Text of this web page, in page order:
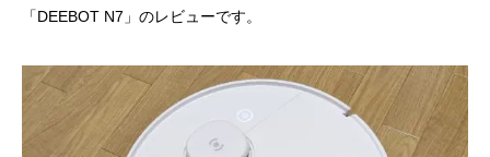
「DEEBOT N7 」のレビューです。